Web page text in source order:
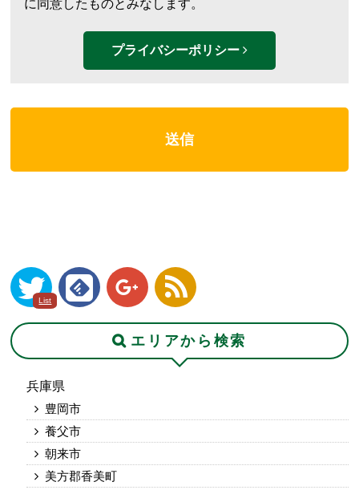
に同意したものとみなします。
プライバシーポリシー
List
エリアから検索
兵庫県
豊岡市
養父市
朝来市
美方郡香美町